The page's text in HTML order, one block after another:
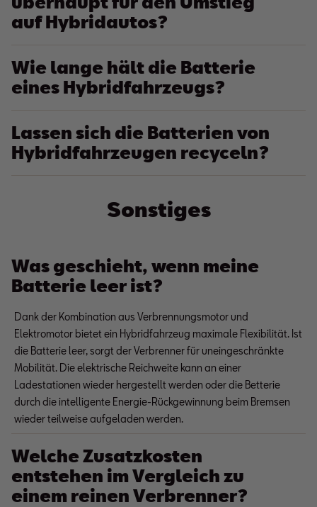
auf Hybridautos?
Wie lange hält die Batterie
eines Hybridfahrzeugs?
Lassen sich die Batterien von
Hybridfahrzeugen recyceln?
Sonstiges
Was geschieht, wenn meine
Batterie leer ist?
Dank der Kombination aus Verbrennungsmotor und
Elektromotor bietet ein Hybridfahrzeug maximale Flexibilität. Ist
die Batterie leer, sorgt der Verbrenner für uneingeschränkte
Mobilität. Die elektrische Reichweite kann an einer
Ladestationen wieder hergestellt werden oder die Betterie
durch die intelligente Energie-Rückgewinnung beim Bremsen
wieder teilweise aufgeladen werden.
Welche Zusatzkosten
entstehen im Vergleich zu
einem reinen Verbrenner?